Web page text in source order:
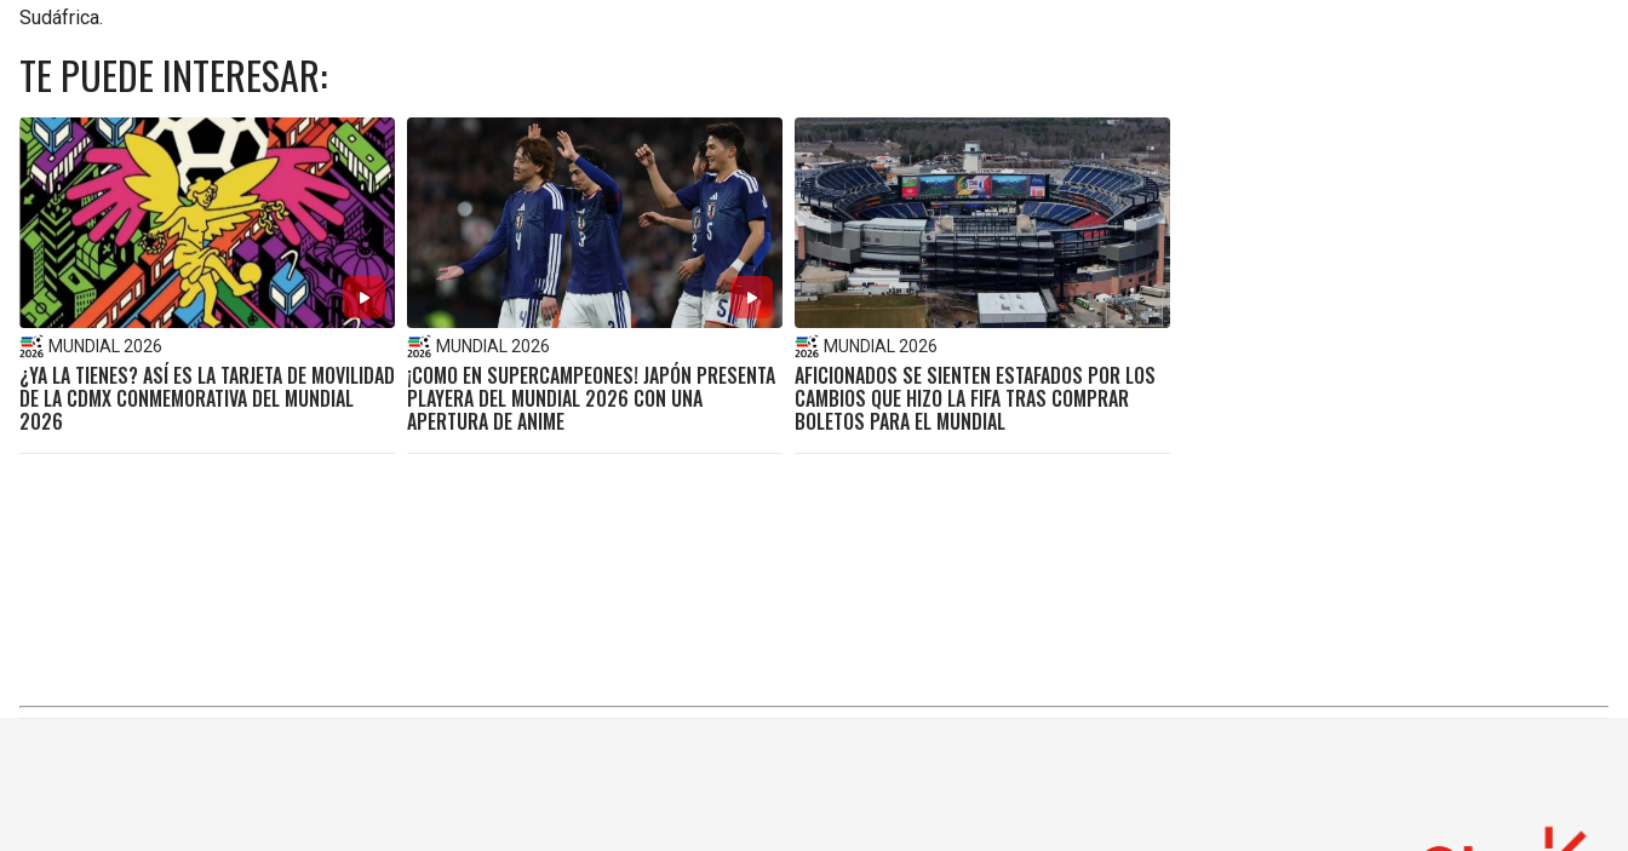
Sudáfrica.
TE PUEDE INTERESAR:
MUNDIAL 2026
¿YA LA TIENES? ASÍ ES LA TARJETA DE MOVILIDAD
DE LA CDMX CONMEMORATIVA DEL MUNDIAL
2026
MUNDIAL 2026
¡COMO EN SUPERCAMPEONES! JAPÓN PRESENTA
PLAYERA DEL MUNDIAL 2026 CON UNA
APERTURA DE ANIME
MUNDIAL 2026
AFICIONADOS SE SIENTEN ESTAFADOS POR LOS
CAMBIOS QUE HIZO LA FIFA TRAS COMPRAR
BOLETOS PARA EL MUNDIAL